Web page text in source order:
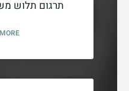
תרגום תלוש
»